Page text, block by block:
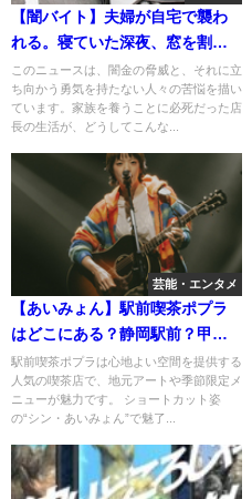
【闇バイト】夫婦が自宅で襲わ
れる。寝ていた深夜、窓を割ら
れ悲劇 襲ったのは妻子に月20
万円を送る店長、週2万円をヤミ
金に返済し困窮 一発やって懲
このニュースは、闇金の脅威と、それに立
ち向かう勇気を持たない人々の苦悩を描い
ています。家族を養うことに必死だった店
長の生活が、どうしてこんな...
芸能・エンタメ
【あいみょん】駅前喫茶ポプラ
はどこにある？静岡駅前？甲子
園駅？
駅前喫茶ポプラは心地よい空間を提供する
人気の喫茶店で、地元アートや季節限定メ
ニューが魅力です。 ショートカット姿
の“シン・あいみょん”で魅了...